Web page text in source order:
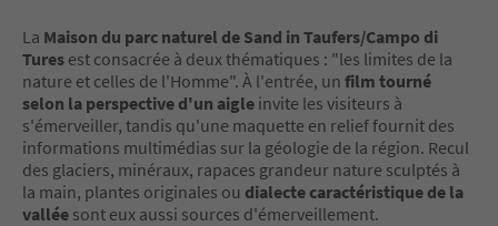
La Maison du parc naturel de Sand in Taufers/Campo di
Tures est consacrée à deux thématiques : "les limites de la
nature et celles de l'Homme". À l'entrée, un film tourné
selon la perspective d'un aigle invite les visiteurs à
s'émerveiller, tandis qu'une maquette en relief fournit des
informations multimédias sur la géologie de la région. Recul
des glaciers, minéraux, rapaces grandeur nature sculptés à
la main, plantes originales ou dialecte caractéristique de la
vallée sont eux aussi sources d'émerveillement.